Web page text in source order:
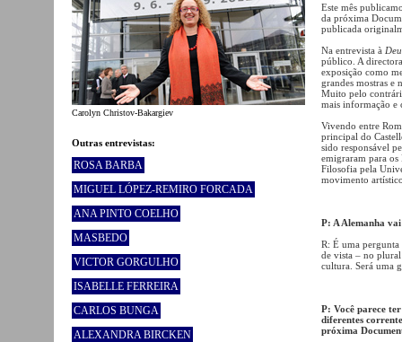
Carolyn Christov-Bakargiev
Outras entrevistas:
ROSA BARBA
MIGUEL LÓPEZ-REMIRO FORCADA
ANA PINTO COELHO
MASBEDO
VICTOR GORGULHO
ISABELLE FERREIRA
CARLOS BUNGA
ALEXANDRA BIRCKEN
Este mês
da próxima
publicada
Na entrevista à
público. A
exposição como
grandes mostras e
Muito pelo
mais informação e
Vivendo entre
principal do
sido responsável
emigraram para os
Filosofia pela
movimento
P: A Alemanha
R: É uma pergunta
de vista – no
cultura. Será uma
P: Você parece
diferentes
próxima